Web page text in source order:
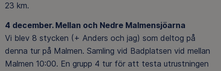
23 km.
4 december. Mellan och Nedre Malmensjöarna
Vi blev 8 stycken (+ Anders och jag) som deltog på
denna tur på Malmen. Samling vid Badplatsen vid mellan
Malmen 10:00. En grupp 4 tur för att testa utrustningen